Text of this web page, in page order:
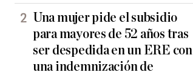
Una mujer pide el subsidio
para mayores de 52 años tras
ser despedida en un ERE con
una indemnización de